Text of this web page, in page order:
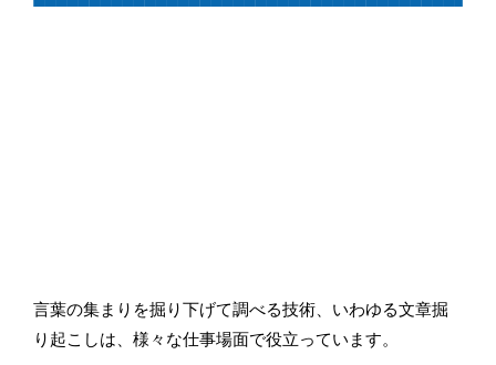
言葉の集まりを掘り下げて調べる技術、いわゆる文章掘
り起こしは、様々な仕事場面で役立っています。